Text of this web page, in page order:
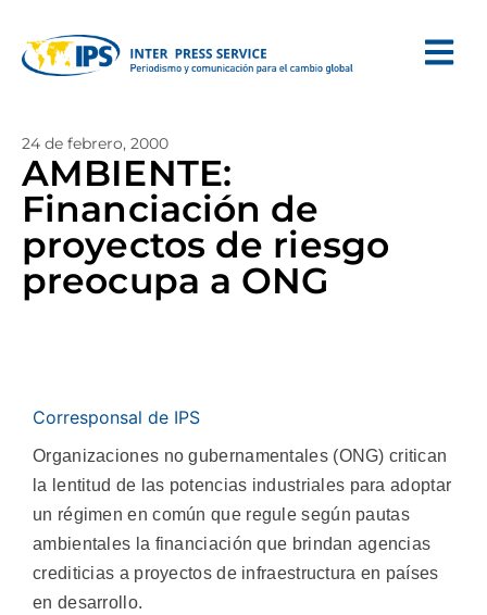
24 de febrero, 2000
AMBIENTE:
Financiación de
proyectos de riesgo
preocupa a ONG
Corresponsal de IPS
Organizaciones no gubernamentales (ONG) critican
la lentitud de las potencias industriales para adoptar
un régimen en común que regule según pautas
ambientales la financiación que brindan agencias
crediticias a proyectos de infraestructura en países
en desarrollo.